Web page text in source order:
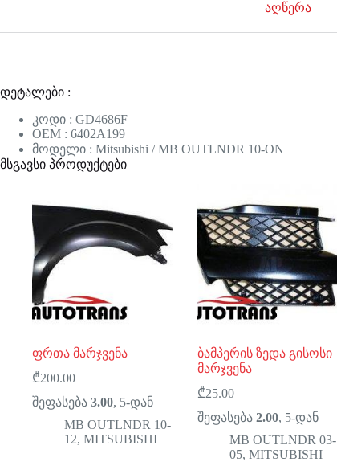
აღწერა
დეტალები :
კოდი : GD4686F
OEM : 6402A199
მოდელი : Mitsubishi / MB OUTLNDR 10-ON
მსგავსი პროდუქტები
ფრთა მარჯვენა
₾200.00
შეფასება 3.00, 5-დან
MB OUTLNDR 10-
12, MITSUBISHI
ბამპერის ზედა გისოსი
მარჯვენა
₾25.00
შეფასება2.00, 5-დან
MB OUTLNDR 03-
05,MITSUBISHI